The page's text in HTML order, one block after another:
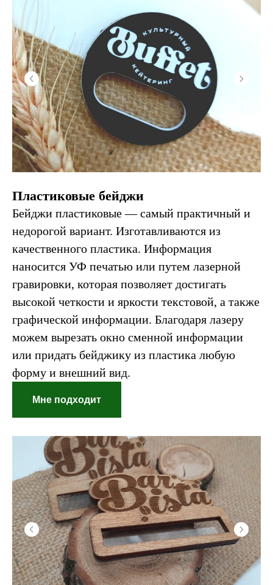
Пластиковые бейджи
Бейджи пластиковые — самый практичный и
недорогой вариант. Изготавливаются из
качественного пластика. Информация
наносится УФ печатью или путем лазерной
гравировки, которая позволяет достигать
высокой четкости и яркости текстовой, а также
графической информации. Благодаря лазеру
можем вырезать окно сменной информации
или придать бейджику из пластика любую
форму и внешний вид.
Мне подходит